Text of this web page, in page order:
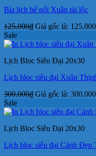
Bìa lịch bế nổi Xuân tài lộc
125.000₫ Giá gốc là:
Sale
Lịch Bloc Siêu Đại 20x30
Lịch bloc siêu đại Xuân
300.000₫ Giá gốc là:
Sale
Lịch Bloc Siêu Đại 20x30
Lịch bloc siêu đại Cảnh Đẹp